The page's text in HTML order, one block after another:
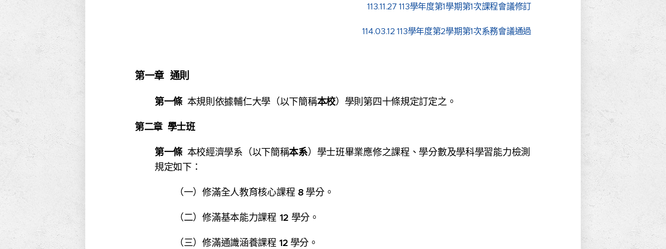
113.11.27 113學年度第1學期第1次課程會議修訂
114.03.12 113學年度第2學期第1次系務會議通過
第一章 通則
第一條 本規則依據輔仁大學（以下簡稱本校）學則第四十條規定訂定之。
第二章 學士班
第一條 本校經濟學系（以下簡稱本系）學士班畢業應修之課程、學分數及學科學習能力檢測
規定如下：
（一）修滿全人教育核心課程 8 學分。
（二）修滿基本能力課程 12 學分。
（三）修滿通識涵養課程 12 學分。